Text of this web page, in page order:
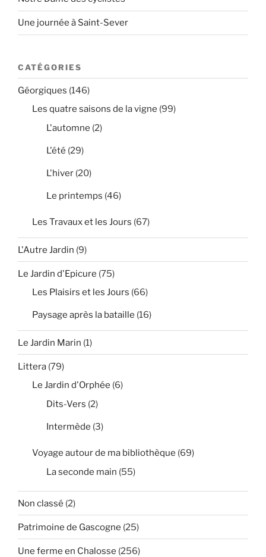
Une journée à Saint-Sever
CATÉGORIES
Géorgiques (146)
Les quatre saisons de la vigne (99)
L'automne (2)
L'été (29)
L'hiver (20)
Le printemps (46)
Les Travaux et les Jours (67)
L'Autre Jardin (9)
Le Jardin d'Epicure (75)
Les Plaisirs et les Jours (66)
Paysage après la bataille (16)
Le Jardin Marin (1)
Littera (79)
Le Jardin d'Orphée (6)
Dits-Vers (2)
Intermède (3)
Voyage autour de ma bibliothèque (69)
La seconde main (55)
Non classé (2)
Patrimoine de Gascogne (25)
Une ferme en Chalosse (256)